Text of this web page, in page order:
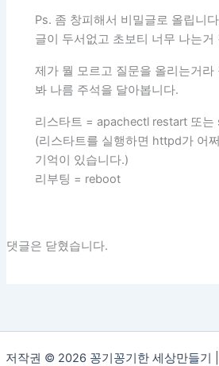
Ps. 좀 창피해서 비밀글로 올립니
글이 두서없고 초보티 너무 나는거
제가 뭘 모르고 질문을 올리는거라
봐 나름 주석을 달아봅니다.
리스타트 = apachectl restart 또는
(리스타트를 실행하면 httpd가 어
기억이 있습니다.)
리부팅 = reboot
댓글은 닫혔습니다.
저작권 © 2026 꽁기꽁기한 세상만들기